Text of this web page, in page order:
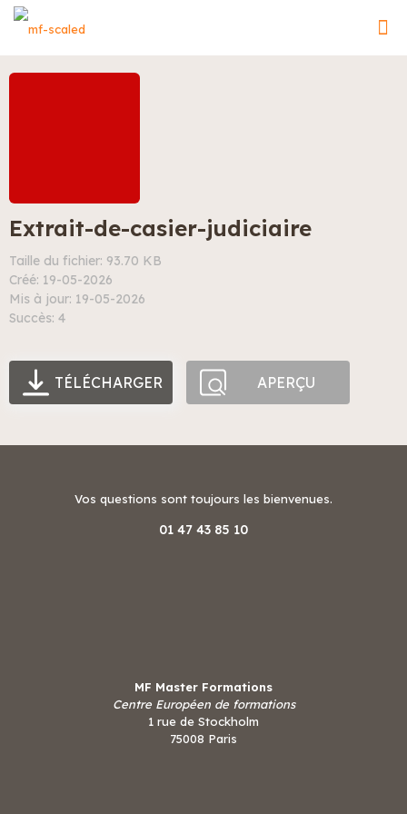
Extrait-de-casier-judiciaire
Taille du fichier: 93.70 KB
Créé: 19-05-2026
Mis à jour: 19-05-2026
Succès: 4
TÉLÉCHARGER APERÇU
Vos questions sont toujours les bienvenues.
01 47 43 85 10
MF Master Formations
Centre Européen de formations
1 rue de Stockholm
75008 Paris